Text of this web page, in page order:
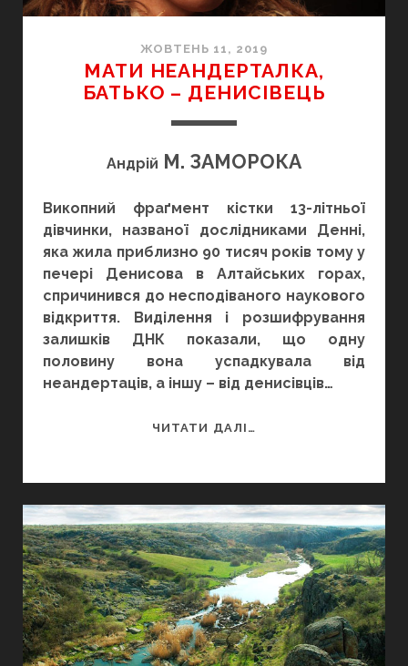
ЖОВТЕНЬ 11, 2019
МАТИ НЕАНДЕРТАЛКА,
БАТЬКО – ДЕНИСІВЕЦЬ
Андрій М. ЗАМОРОКА
Викопний фраґмент кістки 13-літньої
дівчинки, названої дослідниками Денні,
яка жила приблизно 90 тисяч років тому у
печері Денисова в Алтайських горах,
спричинився до несподіваного наукового
відкриття. Виділення і розшифрування
залишків ДНК показали, що одну
половину вона успадкувала від
неандертаців, а іншу – від денисівців…
ЧИТАТИ ДАЛІ…
ДЕНИСІВЕЦЬ